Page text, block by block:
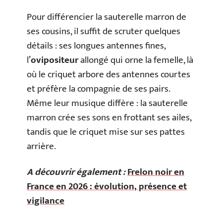
Pour différencier la sauterelle marron de
ses cousins, il suffit de scruter quelques
détails : ses longues antennes fines,
l’ovipositeurallongé qui orne la femelle, là
où le criquet arbore des antennes courtes
et préfère la compagnie de ses pairs.
Même leur musique diffère : la sauterelle
marron crée ses sons en frottant ses ailes,
tandis que le criquet mise sur ses pattes
arrière.
A découvrir également :Frelon noir en
France en 2026 : évolution, présence et
vigilance